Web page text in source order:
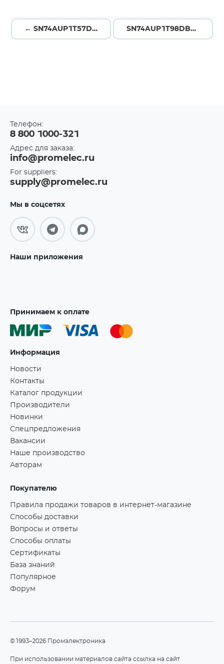
← SN74AUP1T57DCKR SN74AUP1T98DBVT →
Телефон:
8 800 1000-321
Адрес для заказа:
info@promelec.ru
For suppliers:
supply@promelec.ru
Мы в соцсетях
Наши приложения
Принимаем к оплате
Информация
Новости
Контакты
Каталог продукции
Производители
Новинки
Спецпредложения
Вакансии
Наше производство
Авторам
Покупателю
Правила продажи товаров в интернет-магазине
Способы доставки
Вопросы и ответы
Способы оплаты
Сертификаты
База знаний
Популярное
Форум
©1993–2026 Промэлектроника
При использовании материалов сайта ссылка на сайт